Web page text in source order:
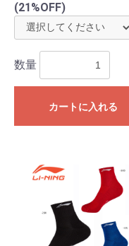
(21%OFF)
数量
カートに入れる